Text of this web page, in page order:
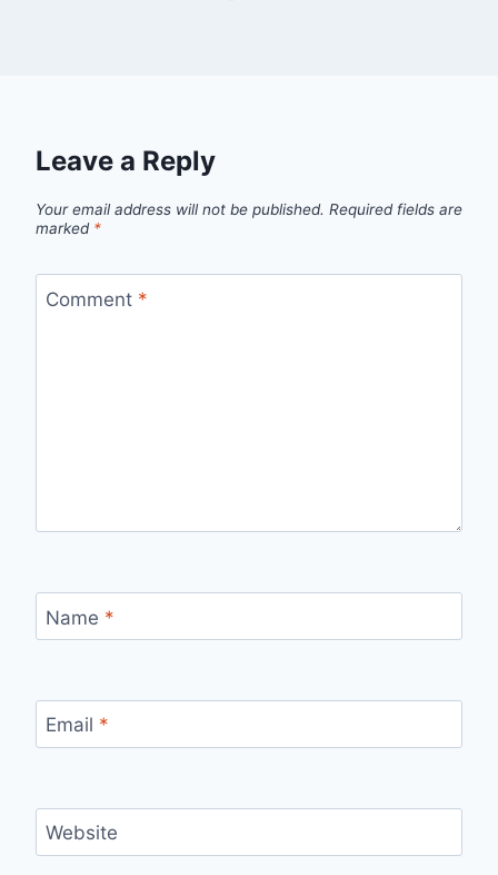
Leave a Reply
Your email address will not be published. Required fields are
marked *
Comment *
Name *
Email *
Website